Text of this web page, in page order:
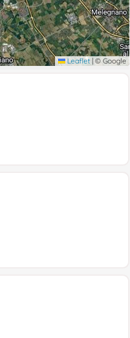
Leaflet | © Google